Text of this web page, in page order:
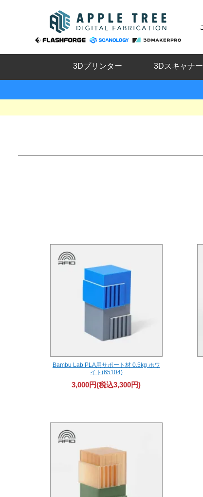
3Dプリンター 3Dスキャナー
Bambu Lab PLA用サポート材 0.5kg ホワ
イト(65104)
3,000円(税込3,300円)